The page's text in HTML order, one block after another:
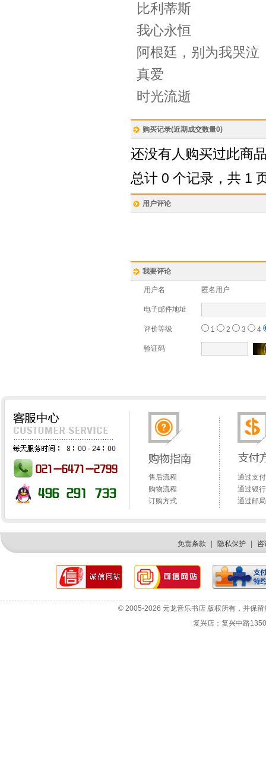
比利蒂斯
我心永恒
阿根廷，别为我哭泣
真爱
时光流逝
购买记录(近期成交数量0)
还没有人购买过此商
总计 0 个记录，共 1
用户评论
我要评论
用户名 匿名用户
电子邮件地址
评价等级 1 2 3 4
验证码
售后流程
购物流程
订购方式
通过支
通过银
通过邮
网站故障报告
选机咨询
投诉与建议
免责条款 隐私保护 咨
© 2005-2026 元龙音乐书店 版权所有，并保留
复兴店：复兴中路